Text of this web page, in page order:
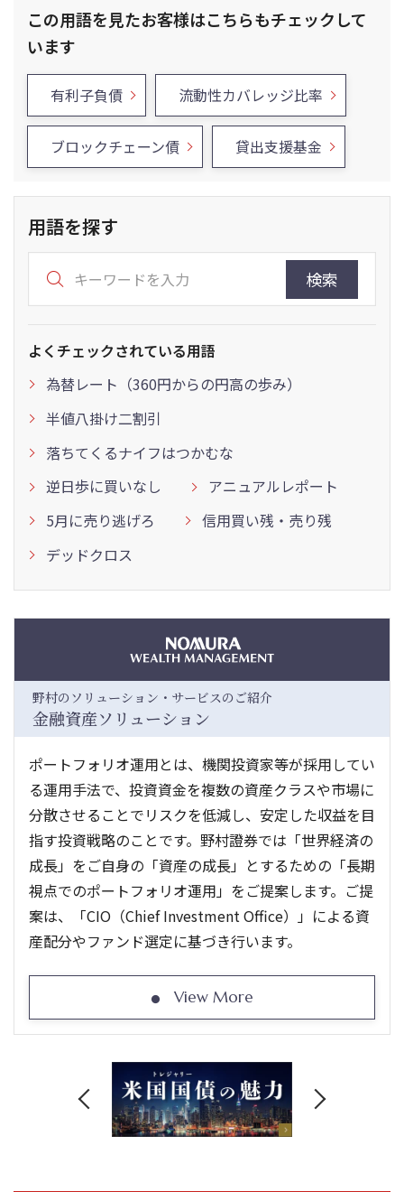
この用語を見たお客様はこちらもチェックして
います
有利子負債 流動性カバレッジ比率
ブロックチェーン債 貸出支援基金
用語を探す
検索
よくチェックされている用語
為替レート（360円からの円高の歩み）
半値八掛け二割引
落ちてくるナイフはつかむな
逆日歩に買いなし
アニュアルレポート
5月に売り逃げろ
信用買い残・売り残
デッドクロス
野村のソリューション・サービスのご紹介
金融資産ソリューション
ポートフォリオ運用とは、機関投資家等が採用してい
る運用手法で、投資資金を複数の資産クラスや市場に
分散させることでリスクを低減し、安定した収益を目
指す投資戦略のことです。野村證券では「世界経済の
成長」をご自身の「資産の成長」とするための「長期
視点でのポートフォリオ運用」をご提案します。ご提
案は、「CIO（Chief Investment Office）」による資
産配分やファンド選定に基づき行います。
View More